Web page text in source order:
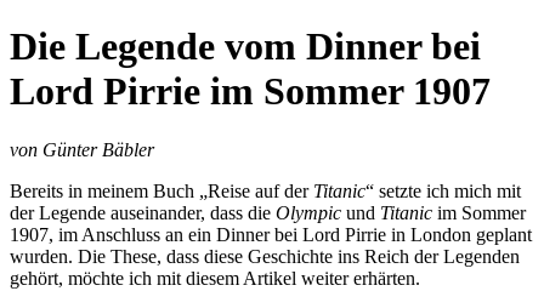
Die Legende vom Dinner bei
Lord Pirrie im Sommer 1907
von Günter Bäbler
Bereits in meinem Buch „Reise auf der Titanic“ setzte ich mich mit
der Legende auseinander, dass die Olympic und Titanic im Sommer
1907, im Anschluss an ein Dinner bei Lord Pirrie in London geplant
wurden. Die These, dass diese Geschichte ins Reich der Legenden
gehört, möchte ich mit diesem Artikel weiter erhärten.